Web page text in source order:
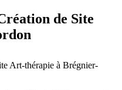
de Site
Art-thérapie à Brégnier-